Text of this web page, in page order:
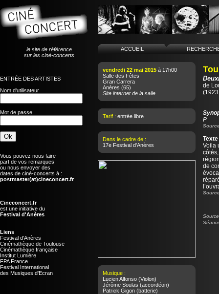
le site de référence
sur les ciné-concerts
ENTRÉE DES ARTISTES
Nom d'utilisateur
Mot de passe
Vous pouvez nous faire
part de vos remarques
ou nous envoyer des
dates de ciné-concerts à :
postmaster(at)cineconcert.fr
Cineconcert.fr
est une initiative du
Festival d'Anères
Liens
Festival d'Anères
Cinémathèque de Toulouse
Cinémathèque française
Institut Lumière
FPA France
Festival International
des Musiques d'Ecran
ACCUEIL
vendredi 22 mai 2015 à 17h00
Salle des Fêtes
Gran Carrera
Anères (65)
Site internet de la salle
Tarif : entrée libre
Dans le cadre de :
17e Festival d'Anères
Musique :
Lucien Alfonso (Violon)
Jérôme Soulas (accordéon)
Patrick Gigon (batterie)
de
P
Voila
de